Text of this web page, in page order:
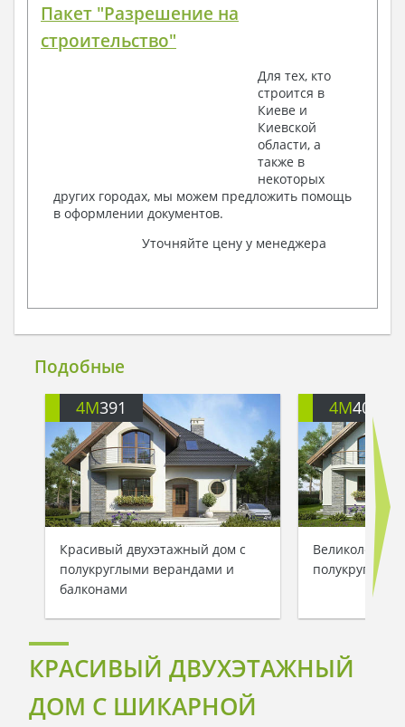
Пакет "Разрешение на
строительство"
Для тех, кто
строится в
Киеве и
Киевской
области, а
также в
некоторых
других городах, мы можем предложить помощь
в оформлении документов.
Уточняйте цену у менеджера
Подобные
4M391
Красивый двухэтажный дом с
полукруглыми верандами и
балконами
4M401
КРАСИВЫЙ ДВУХЭТАЖНЫЙ
ДОМ С ШИКАРНОЙ